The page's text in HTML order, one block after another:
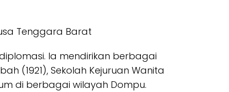
Tenggara Barat
Ia mendirikan berbagai
(1921), Sekolah Kejuruan Wanita
di berbagai wilayah Dompu.